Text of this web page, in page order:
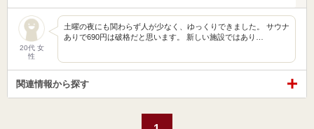
20代 女
性
土曜の夜にも関わらず人が少なく、ゆっくりできました。 サウナ
ありで690円は破格だと思います。 新しい施設ではあり…
関連情報から探す